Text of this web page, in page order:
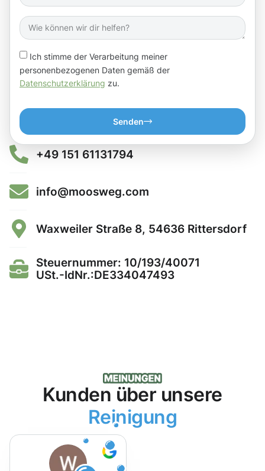
Ich stimme der Verarbeitung meiner
personenbezogenen Daten gemäß der
Datenschutzerklärung zu.
Senden
+49 151 61131794
info@moosweg.com
Waxweiler Straße 8, 54636 Rittersdorf
Steuernummer: 10/193/40071
USt.-IdNr.:DE334047493
Kunden über unsere
Reinigung